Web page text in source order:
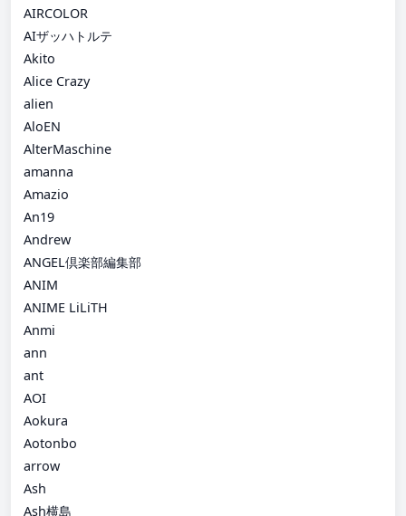
AIRCOLOR
AIザッハトルテ
Akito
Alice Crazy
alien
AloEN
AlterMaschine
amanna
Amazio
An19
Andrew
ANGEL倶楽部編集部
ANIM
ANIME LiLiTH
Anmi
ann
ant
AOI
Aokura
Aotonbo
arrow
Ash
Ash横島